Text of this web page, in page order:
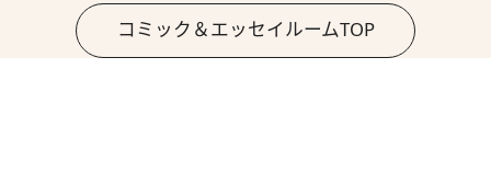
コミック＆エッセイルームTOP